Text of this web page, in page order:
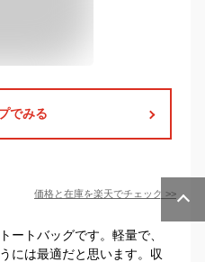
でみる
価格と在庫を楽天でチェック >>
ートバッグです。軽量で、
には最適だと思います。収